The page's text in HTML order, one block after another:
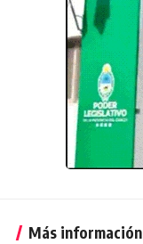
Más información